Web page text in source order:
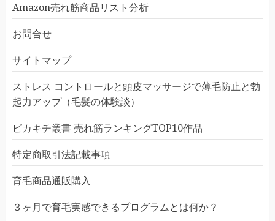
Amazon売れ筋商品リスト分析
お問合せ
サイトマップ
ストレス コントロールと頭皮マッサージで薄毛防止と勃
起力アップ（毛髪の体験談）
ピカキチ叢書 売れ筋ランキングTOP10作品
特定商取引法記載事項
育毛商品通販購入
３ヶ月で育毛実感できるプログラムとは何か？